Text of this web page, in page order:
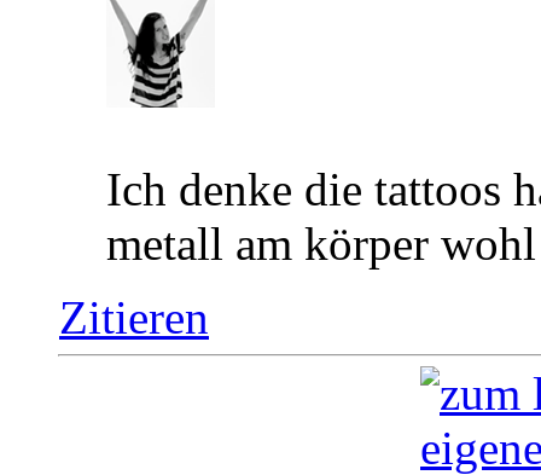
Ich denke die tattoos
metall am körper
Zitieren